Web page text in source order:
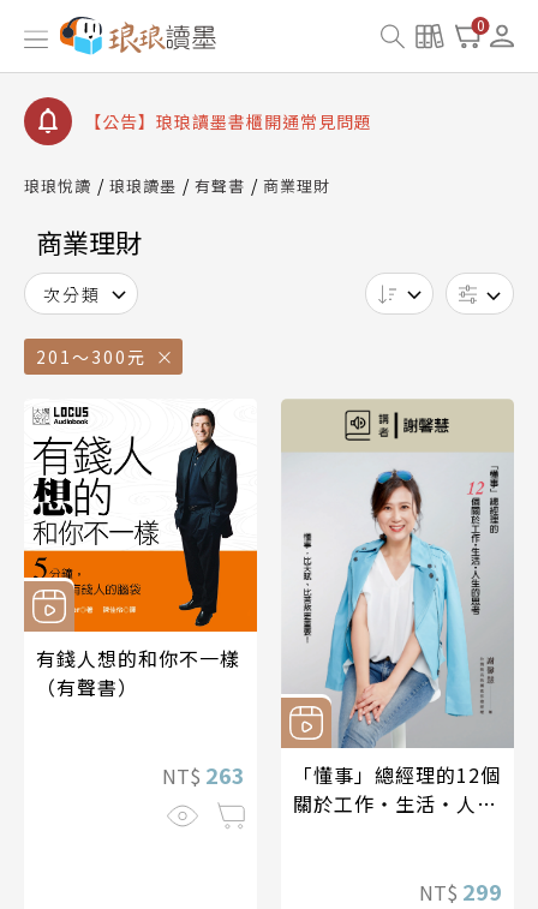
0
【公告】琅琅書店服務升級重要說明及資產合併結果
查詢
【公告】琅琅讀墨數位閱讀資產合併與書櫃開通申請
【公告】琅琅讀墨書櫃開通常見問題
請圖文教學
查詢
琅琅悅讀 琅琅讀墨 有聲書 商業理財
商業理財
次分類
201～300元
有錢人想的和你不一樣
（有聲書）
NT$ 263
「懂事」總經理的12個
關於工作・生活・人生
NT$ 299